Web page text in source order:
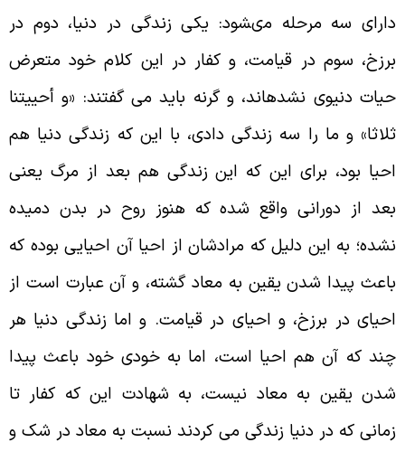
سه مرحله مى‏شود: یکى زندگى در دنیا، دوم در
سوم در قیامت، و کفار در این کلام خود متعرض
دنیوى نشده‏اند، و گرنه ‏باید می گفتند: «و أحییتنا
و ما را سه زندگى دادى، با این که زندگى دنیا هم
بود، براى این که این زندگى هم بعد از مرگ یعنى
از دورانى واقع شده که هنوز روح در بدن دمیده
به این دلیل که مرادشان از احیا آن احیایى بوده که
پیدا شدن یقین به معاد گشته، و آن عبارت است از
در برزخ، و احیاى در قیامت. و اما زندگى دنیا هر
که آن هم احیا است، اما به خودى خود باعث پیدا
یقین به معاد نیست، به شهادت این که کفار تا
که در دنیا زندگی می کردند نسبت به معاد در شک و